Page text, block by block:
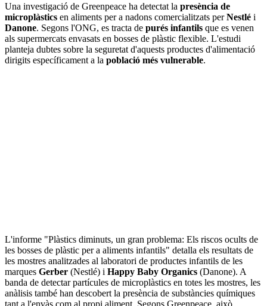
Una investigació de Greenpeace ha detectat la presència de
microplàstics en aliments per a nadons comercialitzats perNestlé i
Danone. Segons l'ONG, es tracta de purés infantils que es venen
als supermercats envasats en bosses de plàstic flexible. L'estudi
planteja dubtes sobre la seguretat d'aquests productes d'alimentació
dirigits específicament a la població més vulnerable.
L'informe "Plàstics diminuts, un gran problema: Els riscos ocults de
les bosses de plàstic per a aliments infantils" detalla els resultats de
les mostres analitzades al laboratori de productes infantils de les
marques Gerber (Nestlé) i Happy Baby Organics (Danone). A
banda de detectar partícules de microplàstics en totes les mostres, les
anàlisis també han descobert la presència de substàncies químiques
tant a l'envàs com al propi aliment. Segons Greenpeace, això